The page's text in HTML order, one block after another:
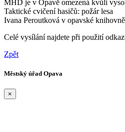
MHD je v Opavě omezená kvůli
Taktické cvičení hasičů: požár lesa
Ivana Peroutková v opavské knihovně
Celé vysílání najdete při použití
Zpět
Městský úřad Opava
×